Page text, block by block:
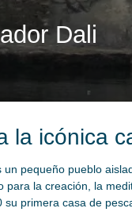
Dali
la icónica
un pequeño pueblo
para la creación, la
su primera casa de